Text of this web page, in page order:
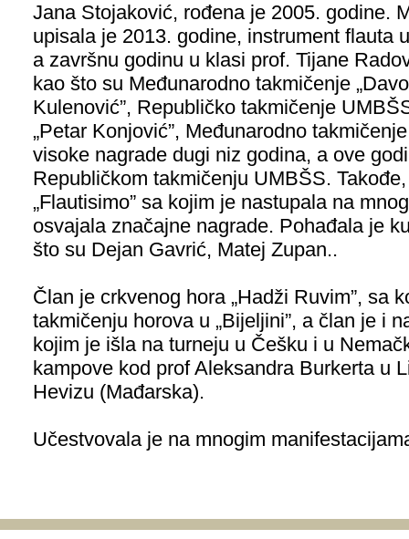
Jana Stojaković, rođena je 2005. godine.
upisala je 2013. godine, instrument flauta
a završnu godinu u klasi prof. Tijane
kao što su Međunarodno takmičenje
Kulenović”, Republičko takmičenje
„Petar Konjović”, Međunarodno
visoke nagrade dugi niz godina, a ove
Republičkom takmičenju UMBŠS.
„Flautisimo” sa kojim je nastupala na
osvajala značajne nagrade. Pohađala je
što su Dejan Gavrić, Matej Zupan..
Član je crkvenog hora „Hadži Ruvim”, sa
takmičenju horova u „Bijeljini”, a član je i
kojim je išla na turneju u Češku i u
kampove kod prof Aleksandra Burkerta u
Hevizu (Mađarska).
Učestvovala je na mnogim